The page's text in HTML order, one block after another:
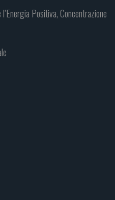
Positiva, Concentrazione